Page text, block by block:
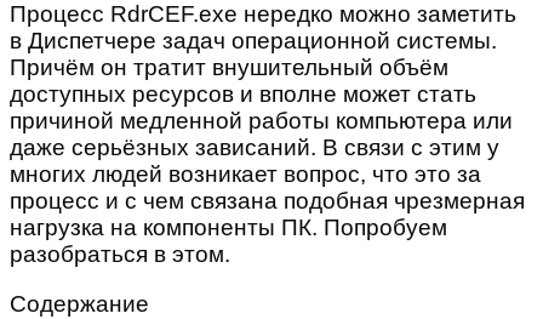
Процесс RdrCEF.exe нередко можно заметить
в Диспетчере задач операционной системы.
Причём он тратит внушительный объём
доступных ресурсов и вполне может стать
причиной медленной работы компьютера или
даже серьёзных зависаний. В связи с этим у
многих людей возникает вопрос, что это за
процесс и с чем связана подобная чрезмерная
нагрузка на компоненты ПК. Попробуем
разобраться в этом.
Содержание